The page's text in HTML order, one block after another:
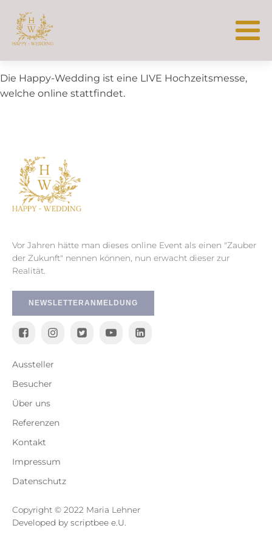
Die Happy-Wedding ist eine LIVE Hochzeitsmesse,
welche online stattfindet.
Vor Jahren hätte man dieses online Event als einen "Zauber
der Zukunft" nennen können, nun erwacht dieser zur
Realität.
NEWSLETTERANMELDUNG
Aussteller
Besucher
Über uns
Referenzen
Kontakt
Impressum
Datenschutz
Copyright © 2022 Maria Lehner
Developed by scriptbee e.U.